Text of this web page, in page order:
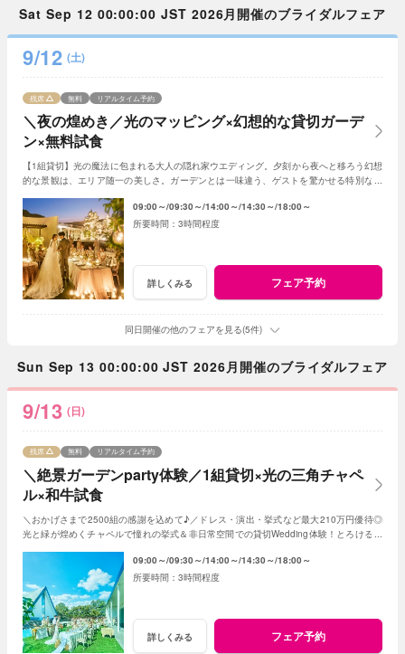
Sat Sep 12 00:00:00 JST 2026月開催のブライダルフェア
9/12 (土)
＼夜の煌めき／光のマッピング×幻想的な貸切ガーデ
ン×無料試食
残席 無料 リアルタイム予約
【1組貸切】光の魔法に包まれる大人の隠れ家ウエディング。夕刻から夜へと移ろう幻想
的な景観は、エリア随一の美しさ。ガーデンとは一味違う、ゲストを驚かせる特別な光
09:00～ 09:30～ 14:00～ 14:30～ 18:00～
3時間程度
詳しくみる フェア予約
同日開催の他のフェアを見る(5件)
Sun Sep 13 00:00:00 JST 2026月開催のブライダルフェア
9/13 (日)
＼絶景ガーデンparty体験／1組貸切×光の三角チャペ
ル×和牛試食
残席 無料 リアルタイム予約
＼おかげさまで2500組の感謝を込めて♪／ドレス・演出・挙式など最大210万円優待◎
光と緑が煌めくチャペルで憧れの挙式＆非日常空間での貸切Wedding体験！とろける和
09:00～ 09:30～ 14:00～ 14:30～ 18:00～
3時間程度
詳しくみる フェア予約